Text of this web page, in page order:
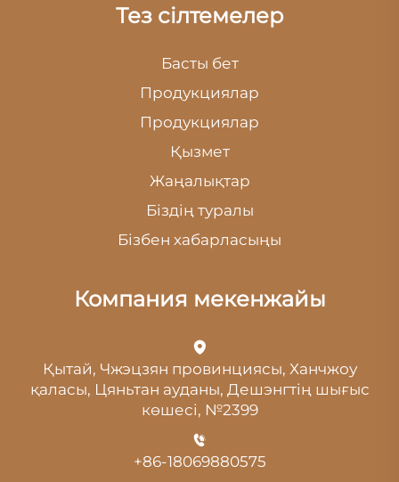
Тез сілтемелер
Басты бет
Продукциялар
Продукциялар
Қызмет
Жаңалықтар
Біздің туралы
Бізбен хабарласыңы
Компания мекенжайы
Қытай, Чжэцзян провинциясы, Ханчжоу
қаласы, Цяньтан ауданы, Дешэнгтің шығыс
көшесі, №2399
+86-18069880575